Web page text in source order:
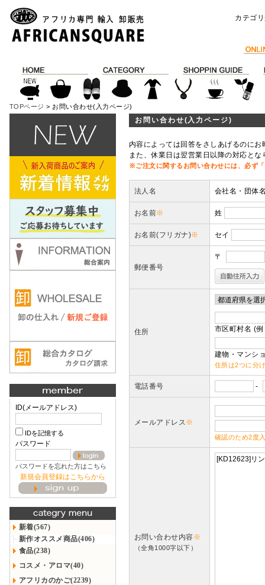
カテゴ
TOPページ > お問い合わせ(入力ページ)
ID(メールアドレス)
IDを記憶する
パスワード
パスワードを忘れた方はこちら
新規会員登録はこちらから
新着(567)
新作オススメ商品(406)
食品(238)
コスメ・アロマ(40)
アフリカのかご(2239)
お問い合わせ(入力ページ)
内容によっては回答をさしあげるのに
また、休業日は翌営業日以降の対応と
※ご注文に関するお問い合わせには、必ず
法人名 会社名・団体
お名前※ 姓
お名前(フリガナ)※ セイ
郵便番号
〒
住所 市区町村名 (
建物・マンシ
住所は2つに分
電話番号 -
メールアドレス※
確認のため2度
お問い合わせ内容※
（全角1000字以下）